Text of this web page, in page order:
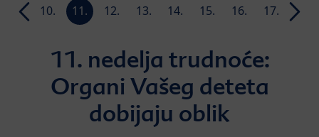
9.
10.
11.
12.
13.
14.
15.
16.
17.
18.
11. nedelja trudnoće:
Organi Vašeg deteta
dobijaju oblik